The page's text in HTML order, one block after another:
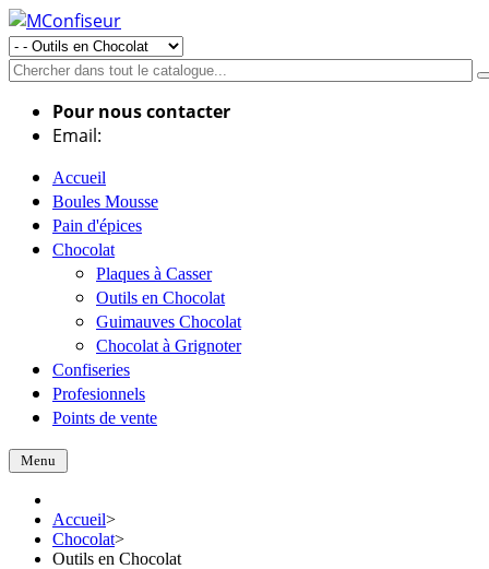
Pour nous contacter
Email:
Accueil
Boules Mousse
Pain d'épices
Chocolat
Plaques à Casser
Outils en Chocolat
Guimauves Chocolat
Chocolat à Grignoter
Confiseries
Profesionnels
Points de vente
Menu
Accueil>
Chocolat>
Outils en Chocolat